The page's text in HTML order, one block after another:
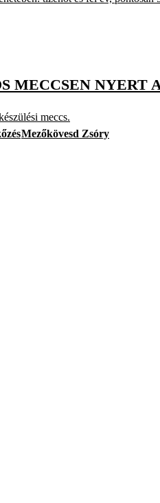
MECCSEN NYERT
meccs.
Mezőkövesd Zsóry